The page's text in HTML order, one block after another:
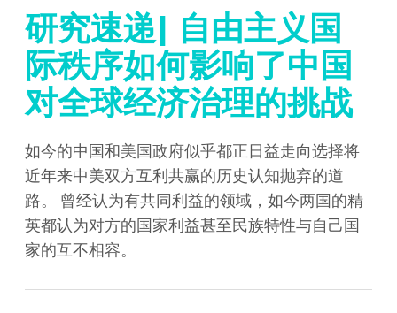
研究速递| 自由主义国
际秩序如何影响了中国
对全球经济治理的挑战
如今的中国和美国政府似乎都正日益走向选择将
近年来中美双方互利共赢的历史认知抛弃的道
路。 曾经认为有共同利益的领域，如今两国的精
英都认为对方的国家利益甚至民族特性与自己国
家的互不相容。